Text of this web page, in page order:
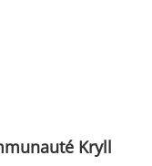
Kryll